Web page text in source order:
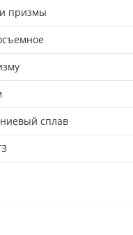
призмы
сплав